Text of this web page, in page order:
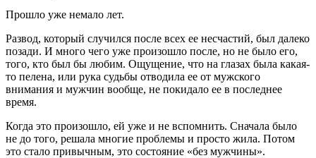
Прошло уже немало лет.
Развод, который случился после всех ее несчастий, был далеко
позади. И много чего уже произошло после, но не было его,
того, кто был бы любим. Ощущение, что на глазах была какая-
то пелена, или рука судьбы отводила ее от мужского
внимания и мужчин вообще, не покидало ее в последнее
время.
Когда это произошло, ей уже и не вспомнить. Сначала было
не до того, решала многие проблемы и просто жила. Потом
это стало привычным, это состояние «без мужчины».